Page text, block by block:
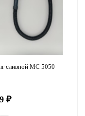
сливной MC 5050
₽